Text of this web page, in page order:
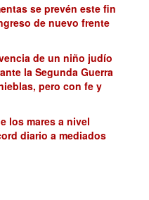
se prevén este fin
de nuevo frente
de un niño judío
la Segunda Guerra
pero con fe y
los mares a nivel
diario a mediados